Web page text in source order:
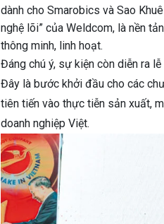
dành cho Smarobics và Sao
nghệ lõi” của Weldcom, là nền
thông minh, linh hoạt.
Đáng chú ý, sự kiện còn diễn ra
Đây là bước khởi đầu cho các
tiên tiến vào thực tiễn sản xuất,
doanh nghiệp Việt.